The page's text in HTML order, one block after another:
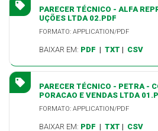
PARECER TÉCNICO - ALFA
UÇÕES LTDA 02.PDF
FORMATO: APPLICATION/PDF
BAIXAR EM: PDF | TXT | CSV
PARECER TÉCNICO - PETRA -
PORACAO E VENDAS LTDA
FORMATO: APPLICATION/PDF
BAIXAR EM: PDF | TXT | CSV